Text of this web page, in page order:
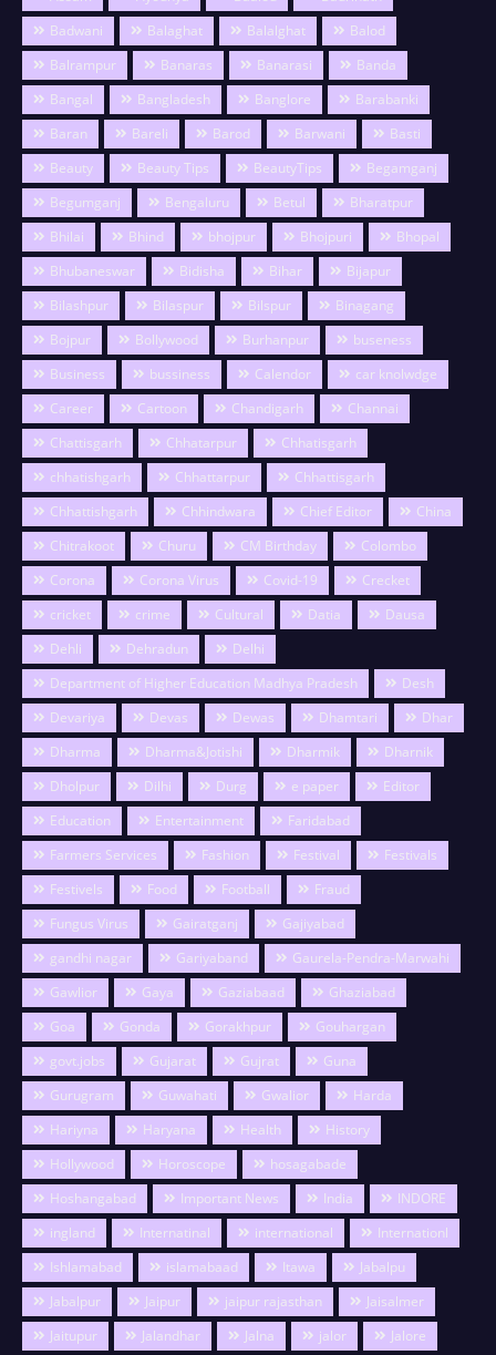
Badwani
Balaghat Balalghat
Balod
Balrampur
Banaras Banarasi
Banda
Bangal
Bangladesh Banglore
Barabanki
Baran
Bareli Barod Barwani
Basti
Beauty
Beauty Tips BeautyTips
Begamganj
Begumganj
Bengaluru Betul
Bharatpur
Bhilai
Bhind bhojpur Bhojpuri
Bhopal
Bhubaneswar
Bidisha Bihar
Bijapur
Bilashpur
Bilaspur Bilspur
Binagang
Bojpur
Bollywood Burhanpur
buseness
Business
bussiness Calendor
car knolwdge
Career
Cartoon Chandigarh
Channai
Chattisgarh
Chhatarpur
Chhatisgarh
chhatishgarh
Chhattarpur
Chhattisgarh
Chhattishgarh
Chhindwara Chief Editor
China
Chitrakoot
Churu CM Birthday
Colombo
Corona
Corona Virus Covid-19
Crecket
cricket
crime Cultural Datia
Dausa
Dehli
Dehradun
Delhi
Department of Higher Education Madhya Pradesh
Desh
Devariya
Devas Dewas Dhamtari
Dhar
Dharma
Dharma&Jotishi Dharmik
Dharnik
Dholpur
Dilhi Durg e paper
Editor
Education
Entertainment
Faridabad
Farmers Services
Fashion Festival
Festivals
Festivels
Food Football
Fraud
Fungus Virus
Gairatganj
Gajiyabad
gandhi nagar
Gariyaband
Gaurela-Pendra-Marwahi
Gawlior
Gaya Gaziabaad
Ghaziabad
Goa
Gonda Gorakhpur
Gouhargan
govt.jobs
Gujarat Gujrat
Guna
Gurugram
Guwahati Gwalior
Harda
Hariyna
Haryana Health
History
Hollywood
Horoscope
hosagabade
Hoshangabad
Important News India
INDORE
ingland
Internatinal international
Internationl
Ishlamabad
islamabaad Itawa
Jabalpu
Jabalpur
Jaipur jaipur rajasthan
Jaisalmer
Jaitupur
Jalandhar Jalna jalor
Jalore